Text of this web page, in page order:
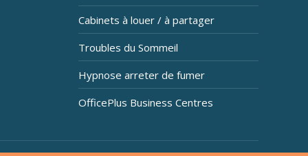
Cabinets à louer / à partager
Troubles du Sommeil
Hypnose arreter de fumer
OfficePlus Business Centres